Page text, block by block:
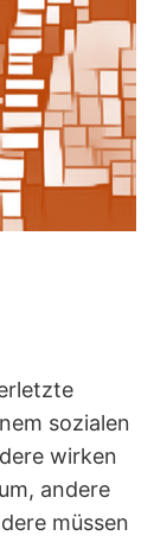
sozialen
wirken
andere
müssen